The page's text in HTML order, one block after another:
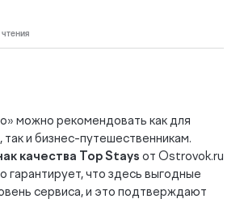
можно рекомендовать как для
и бизнес-путешественникам.
качества Top Stays от Ostrovok.ru
гарантирует, что здесь выгодные
сервиса, и это подтверждают